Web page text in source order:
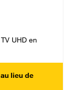
UHD en
lieu de